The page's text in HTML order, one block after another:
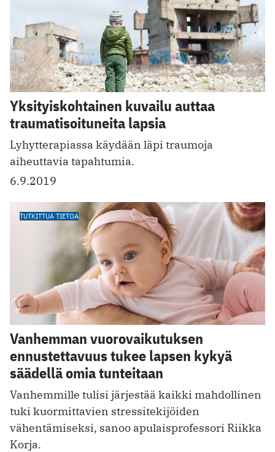
Yksityiskohtainen kuvailu auttaa
traumatisoituneita lapsia
Lyhytterapiassa käydään läpi traumoja
aiheuttavia tapahtumia.
6.9.2019
TUTKITTUA TIETOA
Vanhemman vuorovaikutuksen
ennustettavuus tukee lapsen kykyä
säädellä omia tunteitaan
Vanhemmille tulisi järjestää kaikki mahdollinen
tuki kuormittavien stressitekijöiden
vähentämiseksi, sanoo apulaisprofessori Riikka
Korja.